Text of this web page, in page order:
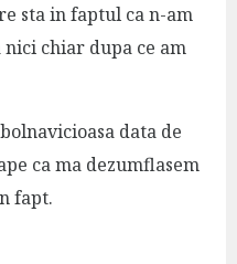
sta in faptul ca n-am
chiar dupa ce am
data de
ca ma dezumflasem
fapt.